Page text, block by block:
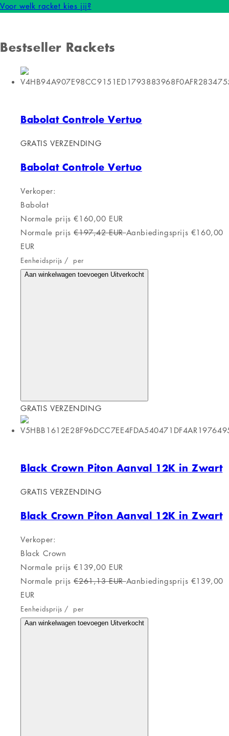
Voor welk racket kies jij?
Bestseller Rackets
Babolat Controle Vertuo
GRATIS VERZENDING
Babolat Controle Vertuo
Verkoper:
Babolat
Normale prijs €160,00 EUR
Normale prijs €197,42 EURAanbiedingsprijs €160,00
EUR
Eenheidsprijs / per
Aan winkelwagen toevoegen Uitverkocht
GRATIS VERZENDING
Black Crown Piton Aanval 12K in Zwart
GRATIS VERZENDING
Black Crown Piton Aanval 12K in Zwart
Verkoper:
Black Crown
Normale prijs €139,00 EUR
Normale prijs €261,13 EURAanbiedingsprijs €139,00
EUR
Eenheidsprijs / per
Aan winkelwagen toevoegen Uitverkocht